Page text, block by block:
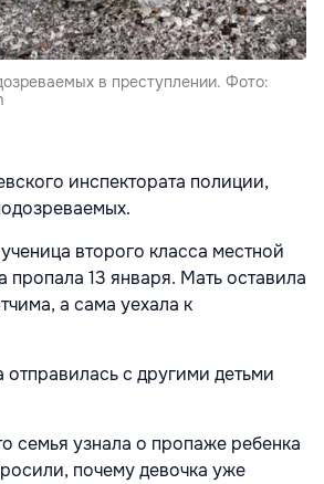
в преступлении. Фото:
инспектората полиции,
второго класса местной
пропала 13 января. Мать оставила
а сама уехала к
отправилась с другими детьми
семья узнала о пропаже ребенка
почему девочка уже